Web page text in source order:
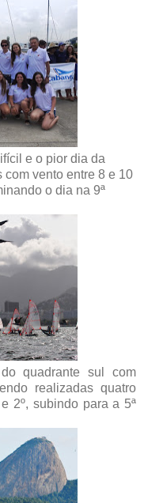
e o pior dia da
vento entre 8 e 10
o dia na 9ª
quadrante sul com
realizadas quatro
2º, subindo para a 5ª